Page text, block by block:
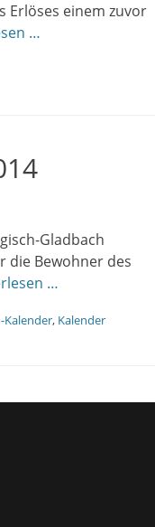
Erlöses einem zuvor
…
Gladbach
die Bewohner des
…
Kalender, Kalender